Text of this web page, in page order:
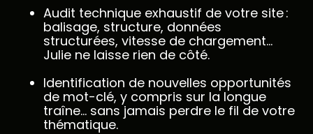
Audit technique exhaustif de votre site :
balisage, structure, données
structurées, vitesse de chargement…
Julie ne laisse rien de côté.
Identification de nouvelles opportunités
de mot-clé, y compris sur la longue
traîne… sans jamais perdre le fil de votre
thématique.